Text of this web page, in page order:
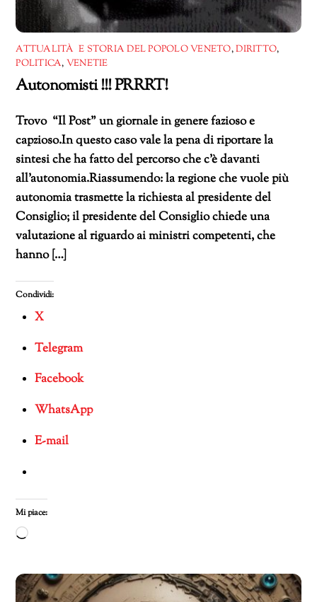
ATTUALITÀ E STORIA DEL POPOLO VENETO,DIRITTO,
POLITICA, VENETIE
Autonomisti !!! PRRRT!
Trovo “Il Post” un giornale in genere fazioso e
capzioso.In questo caso vale la pena di riportare la
sintesi che ha fatto del percorso che c’è davanti
all’autonomia.Riassumendo: la regione che vuole più
autonomia trasmette la richiesta al presidente del
Consiglio; il presidente del Consiglio chiede una
valutazione al riguardo ai ministri competenti, che
hanno […]
Condividi:
X
Telegram
Facebook
WhatsApp
E-mail
Mi piace:
Caricamento
corso…